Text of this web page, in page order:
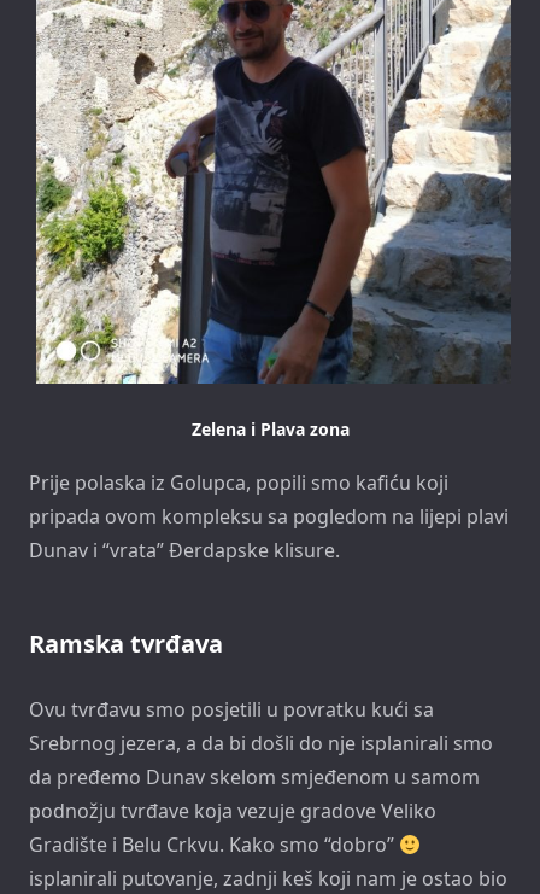
Zelena i Plava zona
Prije polaska iz Golupca, popili smo kafiću koji
pripada ovom kompleksu sa pogledom na lijepi plavi
Dunav i “vrata” Đerdapske klisure.
Ramska tvrđava
Ovu tvrđavu smo posjetili u povratku kući sa
Srebrnog jezera, a da bi došli do nje isplanirali smo
da pređemo Dunav skelom smjeđenom u samom
podnožju tvrđave koja vezuje gradove Veliko
Gradište i Belu Crkvu. Kako smo “dobro”
isplanirali putovanje, zadnji keš koji nam je ostao bio